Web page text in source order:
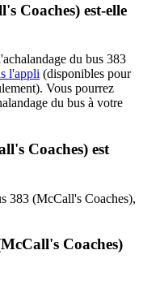
Coaches) est-elle
du bus 383
l'appli (disponibles pour
Vous pourrez
du bus à votre
Coaches) est
383 (McCall's Coaches),
Coaches)